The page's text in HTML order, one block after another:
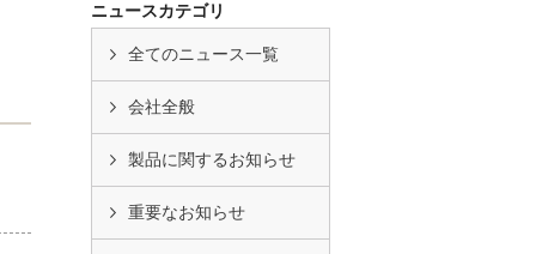
ニュースカテゴリ
全てのニュース一覧
会社全般
製品に関するお知らせ
重要なお知らせ